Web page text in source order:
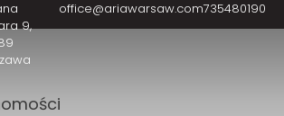
9
office@ariawarsaw.com735480190